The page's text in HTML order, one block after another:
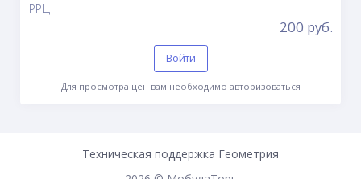
РРЦ
200 руб.
Войти
Для просмотра цен вам необходимо авторизоваться
Техническая поддержка Геометрия